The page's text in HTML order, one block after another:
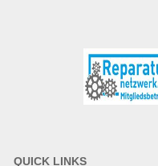
QUICK LINKS